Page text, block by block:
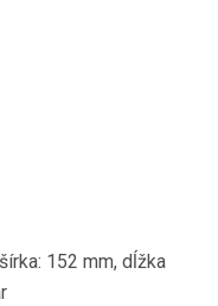
152 mm, dĺžka